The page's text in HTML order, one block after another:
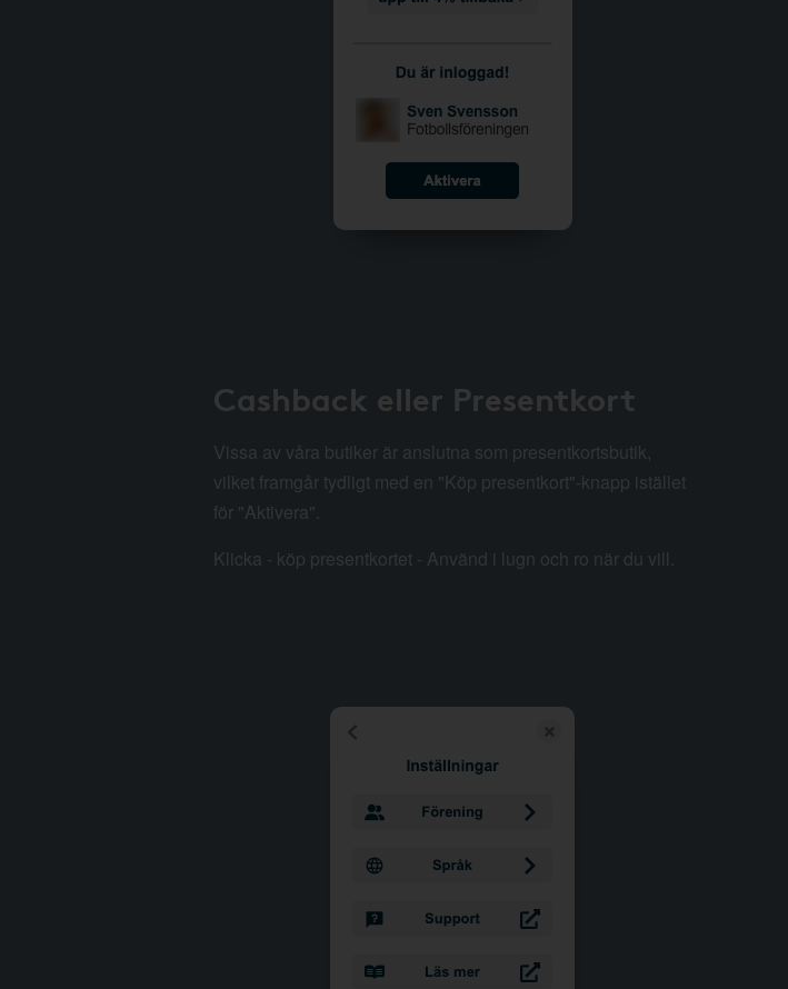
Cashback eller Presentkort
Vissa av våra butiker är anslutna som presentkortsbutik,
vilket framgår tydligt med en "Köp presentkort"-knapp istället
för "Aktivera".
Klicka - köp presentkortet - Använd i lugn och ro när du vill.